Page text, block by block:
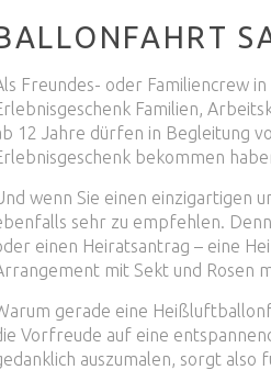
Freundes- oder Familiencrew
Familien,
12 Jahre dürfen in Begleitung
bekommen
wenn Sie einen einzigartigen
sehr zu empfehlen.
einen Heiratsantrag – eine
mit Sekt und Rosen
gerade eine
Vorfreude auf eine
auszumalen, sorgt also